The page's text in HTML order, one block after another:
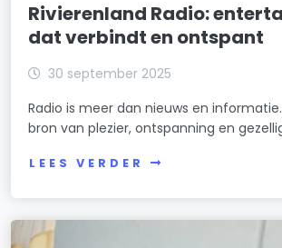
Rivierenland Radio:
dat verbindt en ontspant
30 september 2025
Radio is meer dan nieuws en
bron van plezier, ontspanning en
LEES VERDER